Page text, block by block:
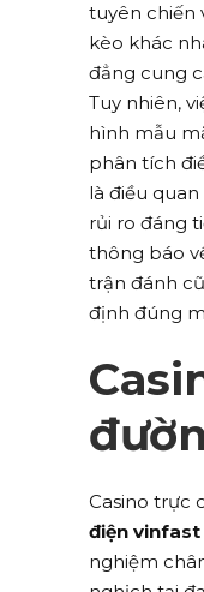
tuyên chiến
kèo khác
đẳng cung
Tuy nhiên,
hình mẫu
phân tích
là điều
rủi ro đáng
thông báo
trận đánh
định đúng
Casino trực
điện
nghiệm